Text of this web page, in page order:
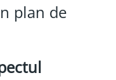
plan de